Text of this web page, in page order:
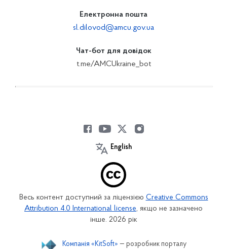
Електронна пошта
sl.dilovod@amcu.gov.ua
Чат-бот для довідок
t.me/AMCUkraine_bot
English
Весь контент доступний за ліцензією Creative Commons
Attribution 4.0 International license, якщо не зазначено
інше. 2026 рік
Компанія «KitSoft» — розробник порталу